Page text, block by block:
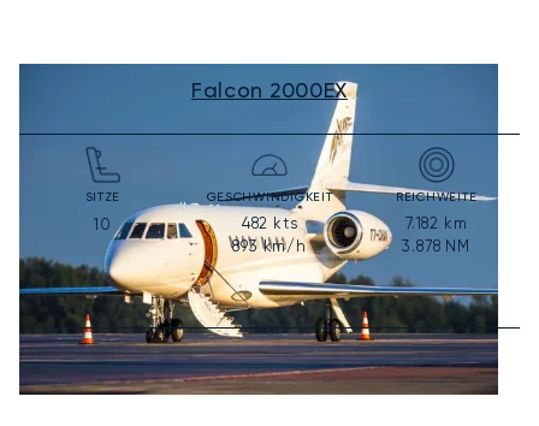
Falcon 2000EX
SITZE
10
GESCHWINDIGKEIT
482 kts
893km/h
REICHWEITE
7.182 km
3.878 NM